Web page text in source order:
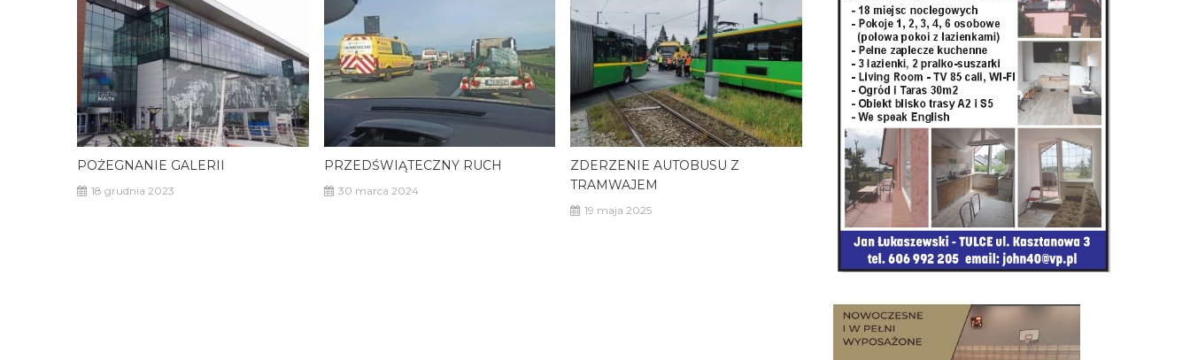
POŻEGNANIE GALERII
18 grudnia 2023
PRZEDŚWIĄTECZNY RUCH
30 marca 2024
ZDERZENIE AUTOBUSU Z
TRAMWAJEM
19 maja 2025